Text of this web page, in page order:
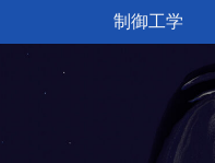
制御工学